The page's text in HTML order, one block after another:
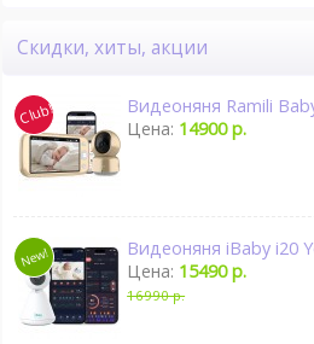
Скидки, хиты, акции
Видеоняня Ramili
Цена: 14900 р.
Видеоняня iBaby i20
Цена: 15490 р.
16990 р.